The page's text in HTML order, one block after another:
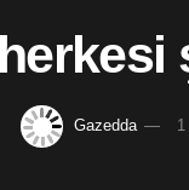
Gazedda